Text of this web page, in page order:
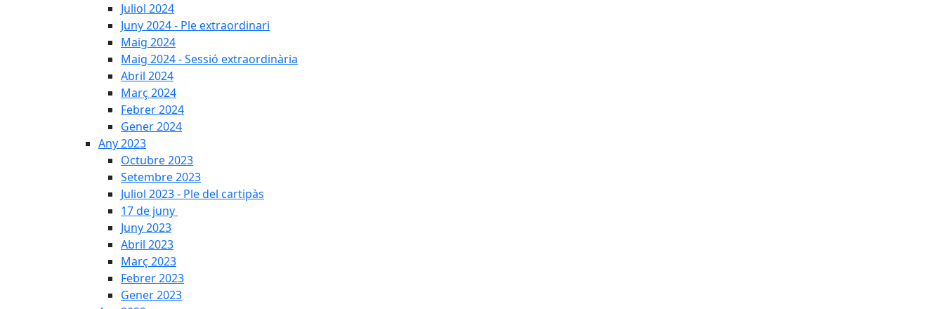
Juliol 2024
Juny 2024 - Ple extraordinari
Maig 2024
Maig 2024 - Sessió extraordinària
Abril 2024
Març 2024
Febrer 2024
Gener 2024
Any 2023
Octubre 2023
Setembre 2023
Juliol 2023 - Ple del cartipàs
17 de juny
Juny 2023
Abril 2023
Març 2023
Febrer 2023
Gener 2023